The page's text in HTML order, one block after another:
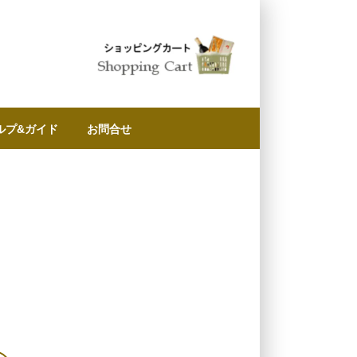
プ&ガイド お問合せ